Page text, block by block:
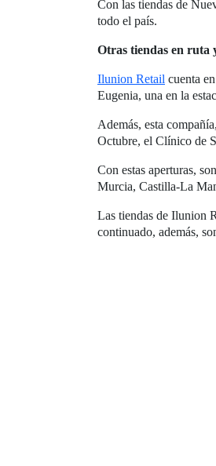
Con las tiendas de
todo el país.
Otras tiendas en ruta
Ilunion Retail cuenta
Eugenia, una en la
Además, esta
Octubre, el Clínico de
Con estas aperturas,
Murcia, Castilla-La
Las tiendas de Ilunion
continuado, además,